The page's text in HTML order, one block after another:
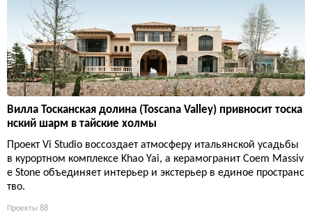
Вилла Тосканская долина (Toscana Valley) привносит тоска
нский шарм в тайские холмы
Проект Vi Studio воссоздает атмосферу итальянской усадьбы
в курортном комплексе Khao Yai, а керамогранит Coem Massiv
e Stone объединяет интерьер и экстерьер в единое пространс
тво.
Проекты 88